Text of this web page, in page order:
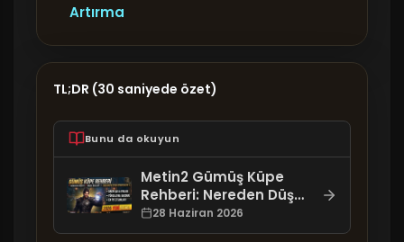
Artırma
TL;DR (30 saniyede özet)
Bunu da okuyun
Metin2 Gümüş Küpe
Rehberi: Nereden Düşer,
Nasıl Basılır ve 2026
Meta Efsun Stratejileri
28 Haziran 2026